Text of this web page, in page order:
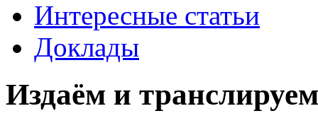
Интересные статьи
Доклады
Издаём и транслируем